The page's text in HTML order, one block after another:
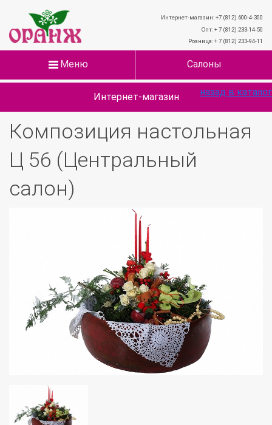
Интернет-магазин: +7 (812) 600-4-300
Опт: + 7 (812) 233-14-50
Розница: + 7 (812) 233-94-11
Меню Салоны
Интернет-магазин
Композиция настольная
Ц 56 (Центральный
салон)
назад в каталог